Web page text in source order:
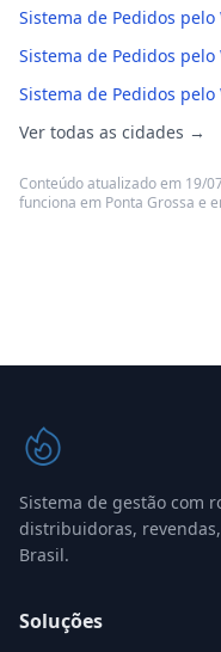
Sistema de Pedidos
Sistema de Pedidos pelo
Sistema de Pedidos
Ver todas as cidades →
Conteúdo atualizado em 19/
funciona em Ponta Grossa e
Sistema de gestão com
distribuidoras,
Brasil.
Soluções